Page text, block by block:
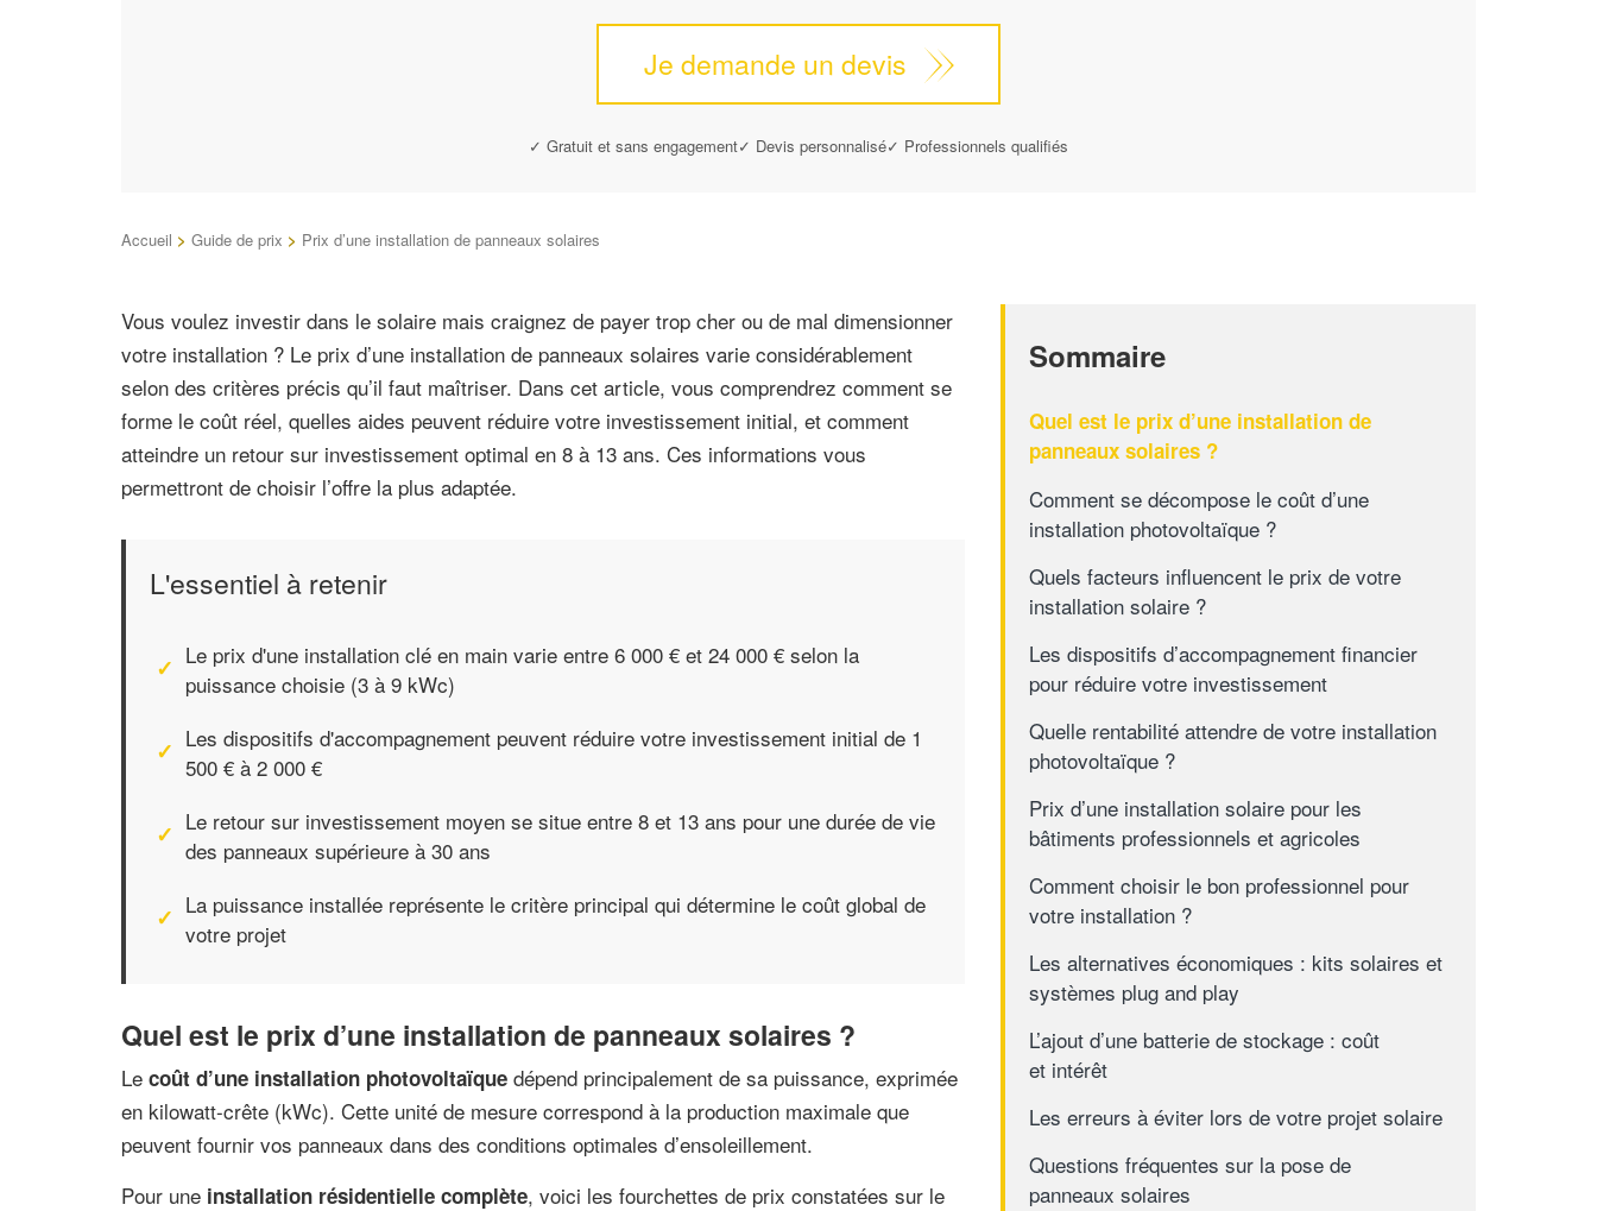
Je demande un devis
✓ Gratuit et sans engagement✓ Devis personnalisé✓ Professionnels qualifiés
Accueil > Guide de prix > Prix d’une installation de panneaux solaires
Vous voulez investir dans le solaire mais craignez de payer trop cher ou de mal dimensionner
votre installation ? Le prix d’une installation de panneaux solaires varie considérablement
selon des critères précis qu’il faut maîtriser. Dans cet article, vous comprendrez comment se
forme le coût réel, quelles aides peuvent réduire votre investissement initial, et comment
atteindre un retour sur investissement optimal en 8 à 13 ans. Ces informations vous
permettront de choisir l’offre la plus adaptée.
L'essentiel à retenir
Le prix d'une installation clé en main varie entre 6 000 € et 24 000 € selon la
puissance choisie (3 à 9 kWc)
Les dispositifs d'accompagnement peuvent réduire votre investissement initial de 1
500 € à 2 000 €
Le retour sur investissement moyen se situe entre 8 et 13 ans pour une durée de vie
des panneaux supérieure à 30 ans
La puissance installée représente le critère principal qui détermine le coût global de
votre projet
Quel est le prix d’une installation de panneaux solaires ?
Le coût d’une installation photovoltaïque dépend principalement de sa puissance, exprimée
en kilowatt-crête (kWc). Cette unité de mesure correspond à la production maximale que
peuvent fournir vos panneaux dans des conditions optimales d’ensoleillement.
Pour une installation résidentielle complète, voici les fourchettes de prix constatées sur le
Sommaire
Quel est le prix d’une installation de
panneaux solaires ?
Comment se décompose le coût d’une
installation photovoltaïque ?
Quels facteurs influencent le prix de votre
installation solaire ?
Les dispositifs d’accompagnement financier
pour réduire votre investissement
Quelle rentabilité attendre de votre installation
photovoltaïque ?
Prix d’une installation solaire pour les
bâtiments professionnels et agricoles
Comment choisir le bon professionnel pour
votre installation ?
Les alternatives économiques : kits solaires et
systèmes plug and play
L’ajout d’une batterie de stockage : coût
et intérêt
Les erreurs à éviter lors de votre projet solaire
Questions fréquentes sur la pose de
panneaux solaires